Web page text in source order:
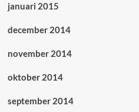
januari 2015
december 2014
november 2014
oktober 2014
september 2014